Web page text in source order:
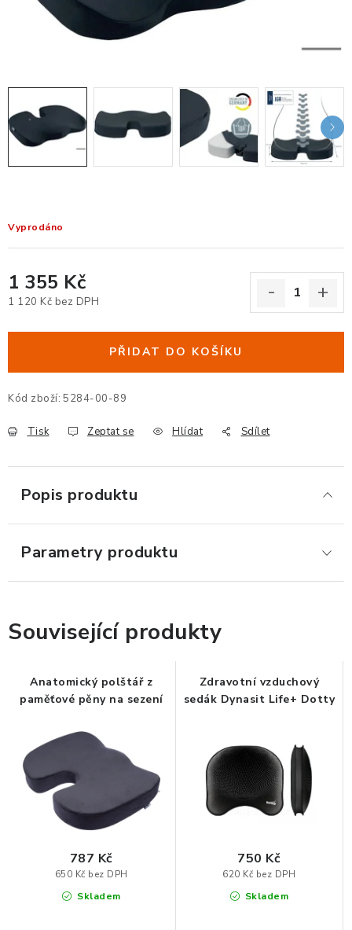
OBLÍBENÉ KATEGORIE
PODSEDÁKY NA ŽIDLE
ZDRAVOTNICKÉ POMŮCKY
ERGONOMICKÉ MYŠI
PREZENTAČNÍ SYSTÉMY
DRŽÁKY NA TABLET - MOBIL
ERGONOMICKÉ PRODUKTY
PODLOŽKY POD MYŠ A ZÁPĚSTÍ
STOJANY POD NOTEBOOK
ORGANIZACE KABELŮ
STOJANY NA DOKUMENTY
LED STOLNÍ LAMPY
KANCELÁŘSKÉ POTŘEBY
ZÁSUVKOVÉ BOXY
Vyprodáno
1 355 Kč
1 120 Kč bez DPH
PŘIDAT DO KOŠÍKU
Kód zboží: 5284-00-89
Tisk Zeptat se Hlídat Sdílet
Popis produktu
Parametry produktu
Související produkty
Anatomický polštář z
paměťové pěny na sezení
Skladem
650 Kč bez DPH
787 Kč
Zdravotní vzduchový
sedák Dynasit Life+ Dotty
Skladem
620 Kč bez DPH
750 Kč